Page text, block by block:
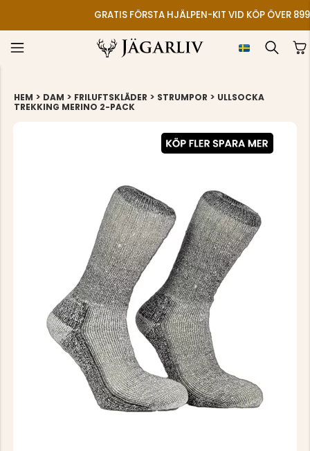
GRATIS FÖRSTA HJÄLPEN-KIT VID KÖP ÖVER
HEM > DAM > FRILUFTSKLÄDER > STRUMPOR > ULLSOCKA
TREKKING MERINO 2-PACK